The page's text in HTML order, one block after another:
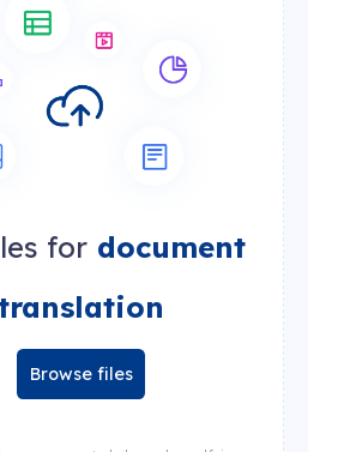
for document
Browse files